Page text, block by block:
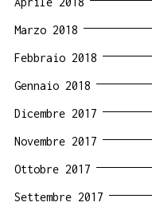
Marzo 2018
Febbraio 2018
Gennaio 2018
Dicembre 2017
Novembre 2017
Ottobre 2017
Settembre 2017